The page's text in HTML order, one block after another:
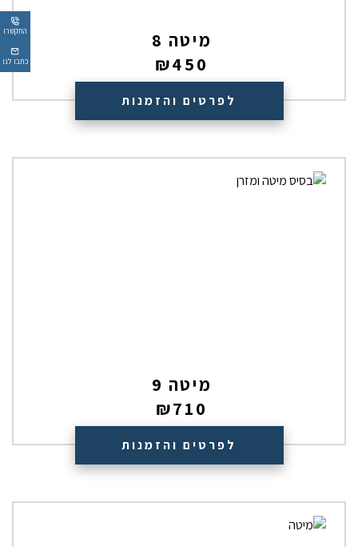
התקשרו
כתבו לנו
מיטה 8
₪450
לפרטים והזמנות
מיטה 9
₪710
לפרטים והזמנות